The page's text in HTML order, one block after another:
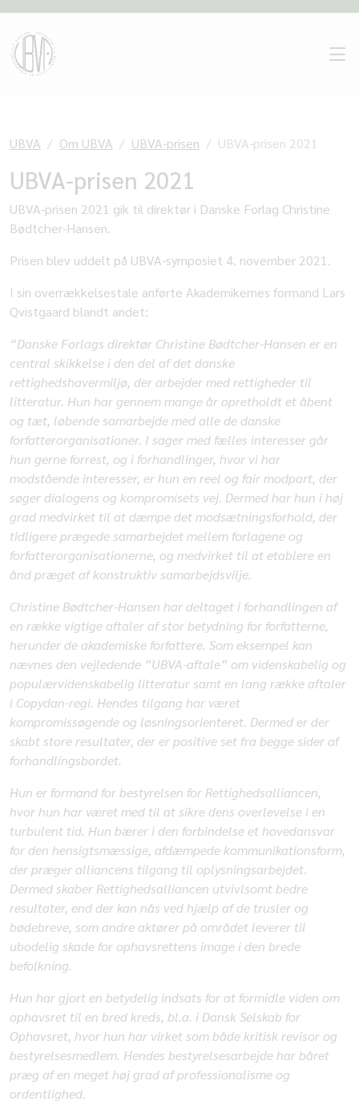
UBVA Om UBVA UBVA-prisen UBVA-prisen 2021
UBVA-prisen 2021
UBVA-prisen 2021 gik til direktør i Danske Forlag Christine
Bødtcher-Hansen.
Prisen blev uddelt på UBVA-symposiet 4. november 2021.
I sin overrækkelsestale anførte Akademikernes formand Lars
Qvistgaard blandt andet:
“Danske Forlags direktør Christine Bødtcher-Hansen er en
central skikkelse i den del af det danske
rettighedshavermiljø, der arbejder med rettigheder til
litteratur. Hun har gennem mange år opretholdt et åbent
og tæt, løbende samarbejde med alle de danske
forfatterorganisationer. I sager med fælles interesser går
hun gerne forrest, og i forhandlinger, hvor vi har
modstående interesser, er hun en reel og fair modpart, der
søger dialogens og kompromisets vej. Dermed har hun i høj
grad medvirket til at dæmpe det modsætningsforhold, der
tidligere prægede samarbejdet mellem forlagene og
forfatterorganisationerne, og medvirket til at etablere en
ånd præget af konstruktiv samarbejdsvilje.
Christine Bødtcher-Hansen har deltaget i forhandlingen af
en række vigtige aftaler af stor betydning for forfatterne,
herunder de akademiske forfattere. Som eksempel kan
nævnes den vejledende ”UBVA-aftale” om videnskabelig og
populærvidenskabelig litteratur samt en lang række aftaler
i Copydan-regi. Hendes tilgang har været
kompromissøgende og løsningsorienteret. Dermed er der
skabt store resultater, der er positive set fra begge sider af
forhandlingsbordet.
Hun er formand for bestyrelsen for Rettighedsalliancen,
hvor hun har været med til at sikre dens overlevelse i en
turbulent tid. Hun bærer i den forbindelse et hovedansvar
for den hensigtsmæssige, afdæmpede kommunikationsform,
der præger alliancens tilgang til oplysningsarbejdet.
Dermed skaber Rettighedsalliancen utvivlsomt bedre
resultater, end der kan nås ved hjælp af de trusler og
bødebreve, som andre aktører på området leverer til
ubodelig skade for ophavsrettens image i den brede
befolkning.
Hun har gjort en betydelig indsats for at formidle viden om
ophavsret til en bred kreds, bl.a. i Dansk Selskab for
Ophavsret, hvor hun har virket som både kritisk revisor og
bestyrelsesmedlem. Hendes bestyrelsesarbejde har båret
præg af en meget høj grad af professionalisme og
ordentlighed.